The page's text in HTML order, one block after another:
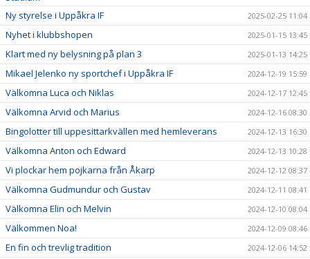
Ny styrelse i Uppåkra IF
2025-02-25 11:04
Nyhet i klubbshopen 2025-01-15 13:45
Klart med ny belysning på plan 3 2025-01-13 14:25
Mikael Jelenko ny sportchef i Uppåkra IF 2024-12-19 15:59
Välkomna Luca och Niklas 2024-12-17 12:45
Välkomna Arvid och Marius 2024-12-16 08:30
Bingolotter till uppesittarkvällen med hemleverans 2024-12-13 16:30
Välkomna Anton och Edward 2024-12-13 10:28
Vi plockar hem pojkarna från Åkarp 2024-12-12 08:37
Välkomna Gudmundur och Gustav 2024-12-11 08:41
Välkomna Elin och Melvin 2024-12-10 08:04
Välkommen Noa! 2024-12-09 08:46
En fin och trevlig tradition 2024-12-06 14:52